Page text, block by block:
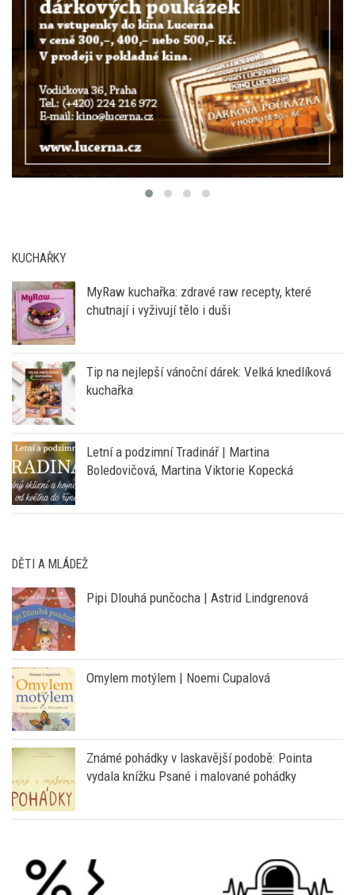
KUCHAŘKY
MyRaw kuchařka: zdravé raw recepty, které
chutnají i vyživují tělo i duši
Tip na nejlepší vánoční dárek: Velká knedlíková
kuchařka
Letní a podzimní Tradinář | Martina
Boledovičová, Martina Viktorie Kopecká
DĚTI A MLÁDEŽ
Pipi Dlouhá punčocha | Astrid Lindgrenová
Omylem motýlem | Noemi Cupalová
Známé pohádky v laskavější podobě: Pointa
vydala knížku Psané i malované pohádky